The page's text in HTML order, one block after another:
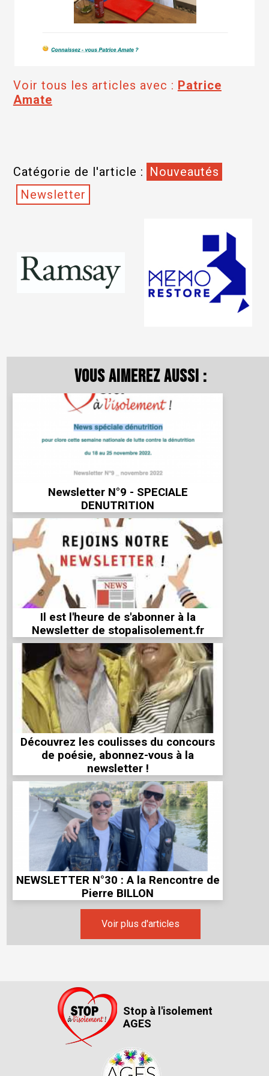
Voir tous les articles avec : Patrice
Amate
Catégorie de l'article : Nouveautés
Newsletter
Vous aimerez aussi :
Newsletter N°9 - SPECIALE
DENUTRITION
Il est l'heure de s'abonner à la
Newsletter de stopalisolement.fr
Découvrez les coulisses du concours
de poésie, abonnez-vous à la
newsletter !
NEWSLETTER N°30 : A la Rencontre de
Pierre BILLON
Voir plus d'articles
Stop à l'isolement
AGES